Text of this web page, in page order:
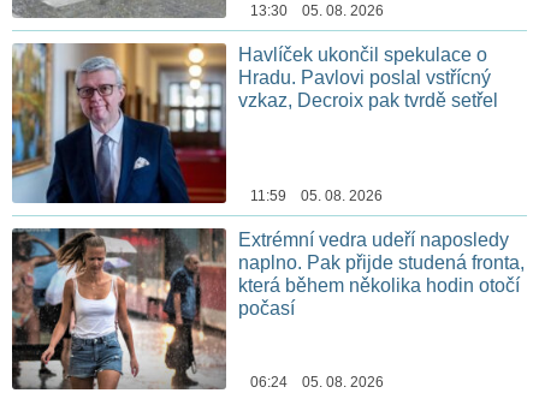
13:30 05. 08. 2026
Havlíček ukončil spekulace o
Hradu. Pavlovi poslal vstřícný
vzkaz, Decroix pak tvrdě setřel
11:59 05. 08. 2026
Extrémní vedra udeří naposledy
naplno. Pak přijde studená fronta,
která během několika hodin otočí
počasí
06:24 05. 08. 2026